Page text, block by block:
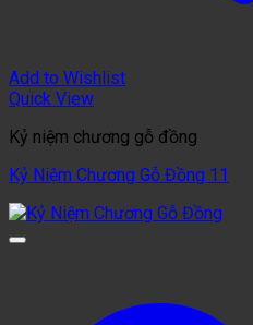
Add to Wishlist
Quick View
Kỷ niệm chương gỗ đồng
Kỷ Niệm Chương Gỗ Đồng 11